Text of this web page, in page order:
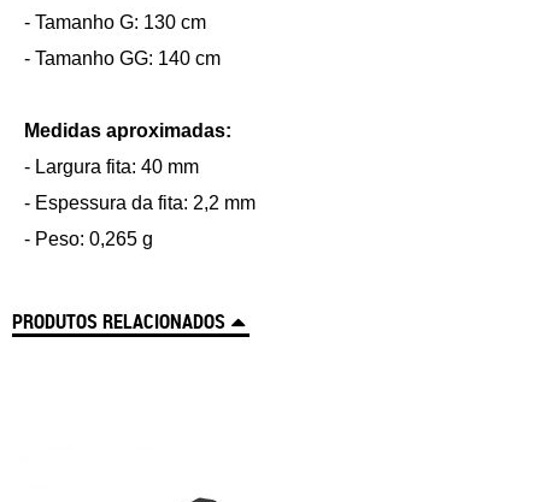
- Tamanho G: 130 cm
- Tamanho GG: 140 cm
Medidas aproximadas:
- Largura fita: 40 mm
- Espessura da fita: 2,2 mm
- Peso: 0,265 g
PRODUTOS RELACIONADOS